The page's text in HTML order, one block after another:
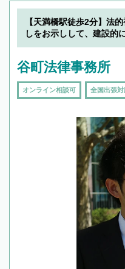
【天満橋駅徒歩2分】法
しをお示しして、建設的
谷町法律事務所
オンライン相談可 全国出張対